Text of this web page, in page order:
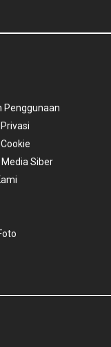
Penggunaan
Siber